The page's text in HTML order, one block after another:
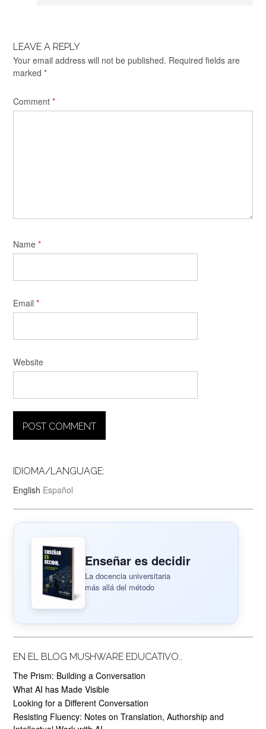
LEAVE A REPLY
Your email address will not be published. Required fields are
marked *
Comment *
Name *
Email *
Website
IDIOMA/LANGUAGE:
English Español
Enseñar es decidir
La docencia universitaria
más allá del método
EN EL BLOG MUSHWARE EDUCATIVO..
The Prism: Building a Conversation
What AI has Made Visible
Looking for a Different Conversation
Resisting Fluency: Notes on Translation, Authorship and